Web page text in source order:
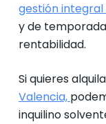
gestión integral
y de
rentabilidad.
Si quieres
Valencia,
inquilino